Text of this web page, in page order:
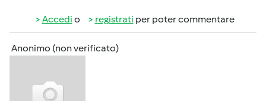
Accedi o registrati per poter commentare
Anonimo (non verificato)